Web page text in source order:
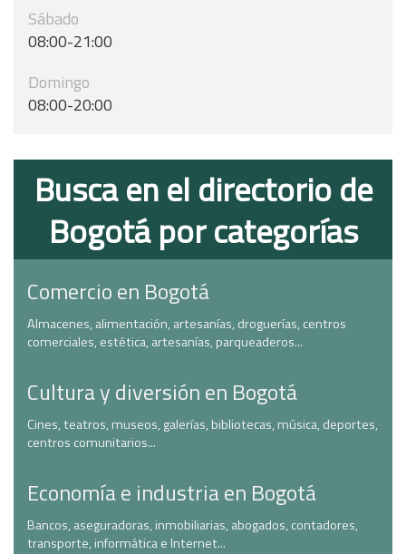
Sábado
08:00-21:00
Domingo
08:00-20:00
Busca en el directorio de
Bogotá por categorías
Comercio en Bogotá
Almacenes, alimentación, artesanías, droguerías, centros
comerciales, estética, artesanías, parqueaderos...
Cultura y diversión en Bogotá
Cines, teatros, museos, galerías, bibliotecas, música, deportes,
centros comunitarios...
Economía e industria en Bogotá
Bancos, aseguradoras, inmobiliarias, abogados, contadores,
transporte, informática e Internet...